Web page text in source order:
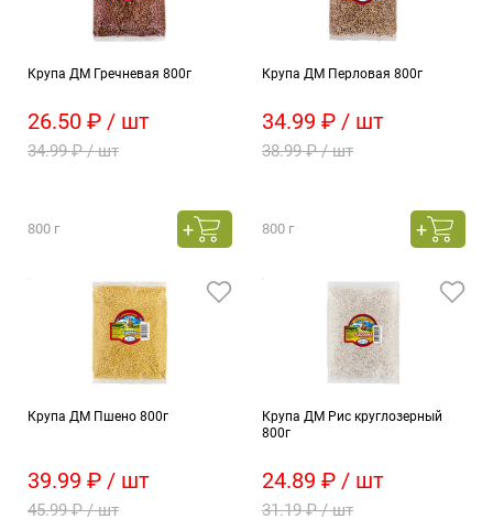
Крупа ДМ Гречневая 800г
26.50 ₽ / шт
34.99 ₽ / шт
800 г
Крупа ДМ Перловая 800г
34.99 ₽ / шт
38.99 ₽ / шт
800 г
Крупа ДМ Пшено 800г
39.99 ₽ / шт
45.99 ₽ / шт
Крупа ДМ Рис круглозерный
800г
24.89 ₽ / шт
31.19 ₽ / шт